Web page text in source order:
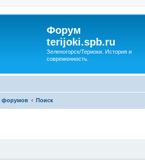
Форум
terijoki.spb.ru
Зеленогорск/Териоки. История и
современность.
форумов Поиск